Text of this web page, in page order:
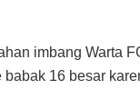
imbang Warta
babak 16 besar